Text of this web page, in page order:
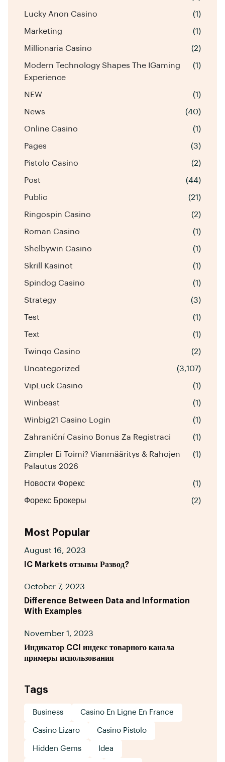
Lucky Anon Casino (1)
Marketing (1)
Millionaria Casino (2)
Modern Technology Shapes The IGaming
Experience
(1)
NEW (1)
News (40)
Online Casino (1)
Pages (3)
Pistolo Casino (2)
Post (44)
Public (21)
Ringospin Casino (2)
Roman Casino (1)
Shelbywin Casino (1)
Skrill Kasinot (1)
Spindog Casino (1)
Strategy (3)
Test (1)
Text (1)
Twinqo Casino (2)
Uncategorized (3,107)
VipLuck Casino (1)
Winbeast (1)
Winbig21 Casino Login (1)
Zahraniční Casino Bonus Za Registraci (1)
Zimpler Ei Toimi? Vianmääritys & Rahojen
Palautus 2026
(1)
Новости Форекс (1)
Форекс Брокеры (2)
Most Popular
August 16, 2023
IC Markets отзывы Развод?
October 7, 2023
Difference Between Data and Information
With Examples
November 1, 2023
Индикатор CCI индекс товарного канала
примеры использования
Tags
Business Casino En Ligne En France
Casino Lizaro Casino Pistolo
Hidden Gems Idea